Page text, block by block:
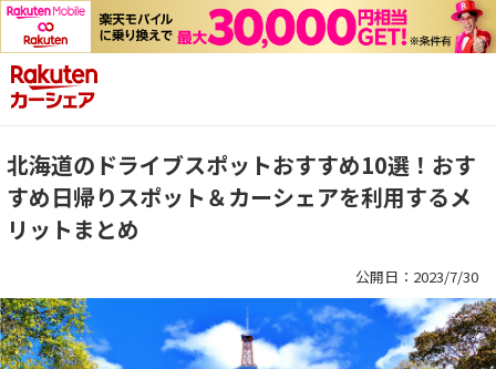
北海道のドライブスポットおすすめ10選！おす
すめ日帰りスポット＆カーシェアを利用するメ
リットまとめ
公開日：2023/7/30